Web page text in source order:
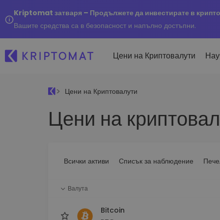
Kriptomat затваря – Продължете да инвестирате в
Вашите средства са в безопасност и напълно достъпни.
Цени на Криптовалути
Всички цени
Над 300+ криптовалути
инвестиране
Купуване и
криптовалута
Над 1 000 опции за
Цени на Криптовалути
Цени на
Всички активи Списък за наблюдение
Валута
Bitcoin